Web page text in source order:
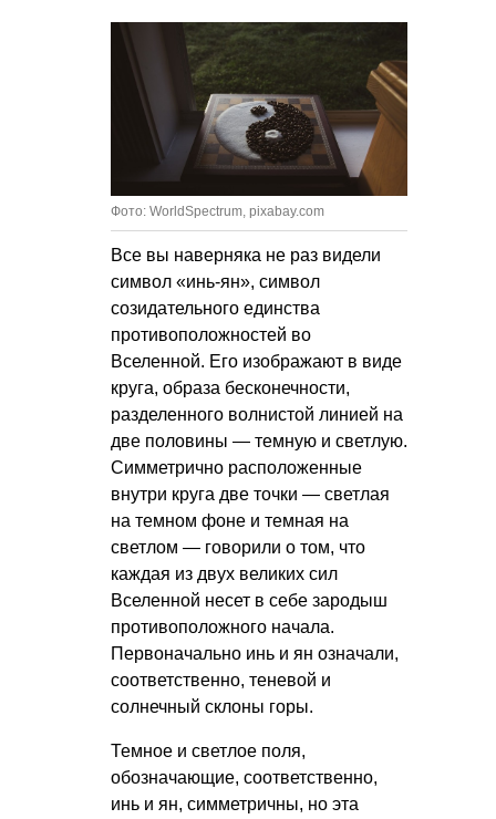
Фото: WorldSpectrum, pixabay.com
Все вы наверняка не раз видели
символ «инь-ян», символ
созидательного единства
противоположностей во
Вселенной. Его изображают в виде
круга, образа бесконечности,
разделенного волнистой линией на
две половины — темную и светлую.
Симметрично расположенные
внутри круга две точки — светлая
на темном фоне и темная на
светлом — говорили о том, что
каждая из двух великих сил
Вселенной несет в себе зародыш
противоположного начала.
Первоначально инь и ян означали,
соответственно, теневой и
солнечный склоны горы.
Темное и светлое поля,
обозначающие, соответственно,
инь и ян, симметричны, но эта